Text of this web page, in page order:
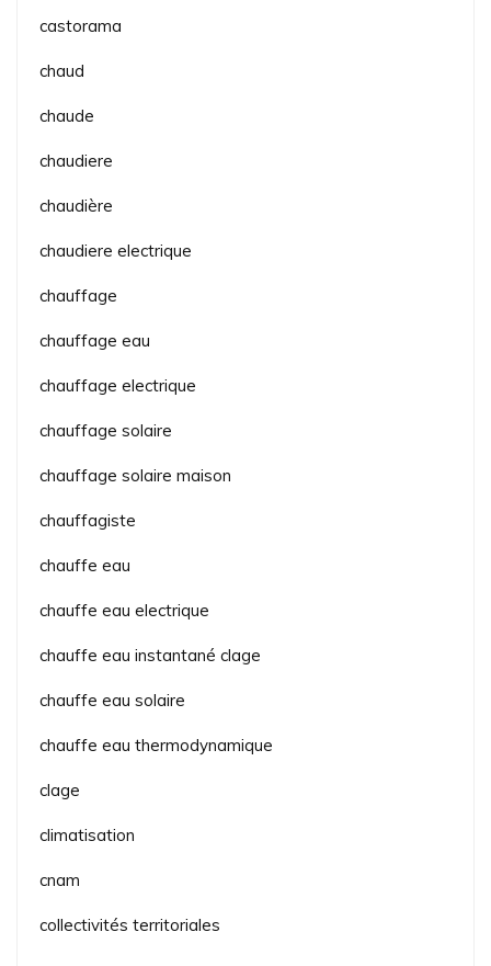
castorama
chaud
chaude
chaudiere
chaudière
chaudiere electrique
chauffage
chauffage eau
chauffage electrique
chauffage solaire
chauffage solaire maison
chauffagiste
chauffe eau
chauffe eau electrique
chauffe eau instantané clage
chauffe eau solaire
chauffe eau thermodynamique
clage
climatisation
cnam
collectivités territoriales